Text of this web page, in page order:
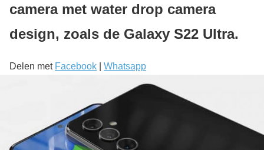
camera met water drop camera
design, zoals de Galaxy S22 Ultra.
Delen met Facebook Whatsapp